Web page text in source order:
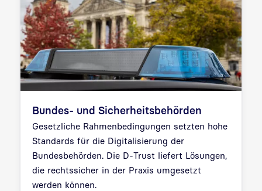
Bundes- und Sicherheitsbehörden
Gesetzliche Rahmenbedingungen setzten hohe
Standards für die Digitalisierung der
Bundesbehörden. Die D-Trust liefert Lösungen,
die rechtssicher in der Praxis umgesetzt
werden können.